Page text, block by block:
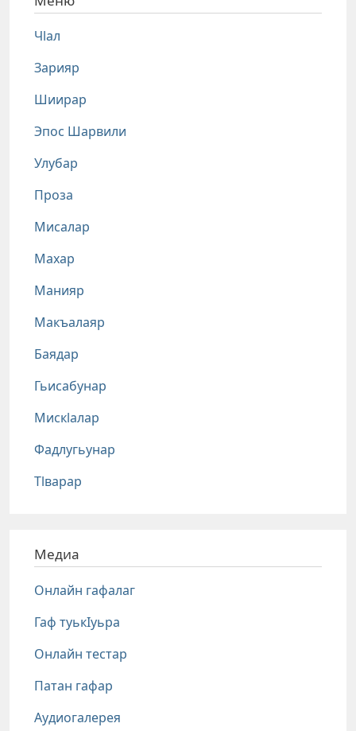
Чlал
Зарияр
Шиирар
Эпос Шарвили
Улубар
Проза
Мисалар
Махар
Манияр
Макъалаяр
Баядар
Гьисабунар
Мискlалар
Фадлугьунар
Тlварар
Медиа
Онлайн гафалаг
Гаф туькIуьра
Онлайн тестар
Патан гафар
Аудиогалерея